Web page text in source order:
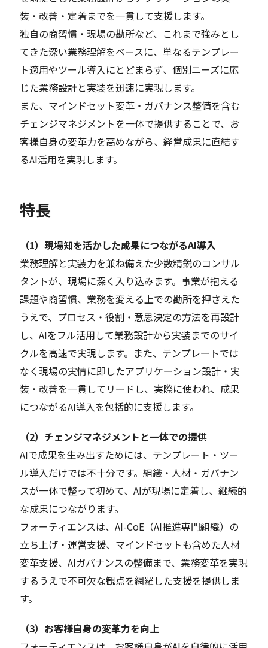
装・改善・定着までを一貫して支援します。
独自の商習慣・現場の勘所など、これまで強みとし
てきた深い業務理解をベースに、単なるテンプレー
ト適用やツール導入にとどまらず、個別ニーズに応
じた業務設計と実装を迅速に実現します。
また、マインドセット変革・ガバナンス整備を含む
チェンジマネジメントを一体で提供することで、お
客様自身の変革力を高めながら、経営成果に直結す
るAI活用を実現します。
特長
（1）現場知を活かした成果につながるAI導入
業務理解と実装力を兼ね備えた少数精鋭のコンサル
タントが、現場に深く入り込みます。事業が抱える
課題や商習慣、業務を変える上での勘所を押さえた
うえで、プロセス・役割・意思決定の方法を再設計
し、AIをフル活用して業務設計から実装までのサイ
クルを高速で実現します。また、テンプレートでは
なく現場の実情に即したアプリケーション設計・実
装・改善を一貫してリードし、実際に使われ、成果
につながるAI導入を包括的に支援します。
（2）チェンジマネジメントと一体での提供
AIで成果を生み出すためには、テンプレート・ツー
ル導入だけでは不十分です。組織・人材・ガバナン
スが一体で整って初めて、AIが現場に定着し、継続的
な成果につながります。
フォーティエンスは、AI-CoE（AI推進専門組織）の
立ち上げ・運営支援、マインドセットも含めた人材
変革支援、AIガバナンスの整備まで、業務変革を実現
するうえで不可欠な観点を網羅した支援を提供しま
す。
（3）お客様自身の変革力を向上